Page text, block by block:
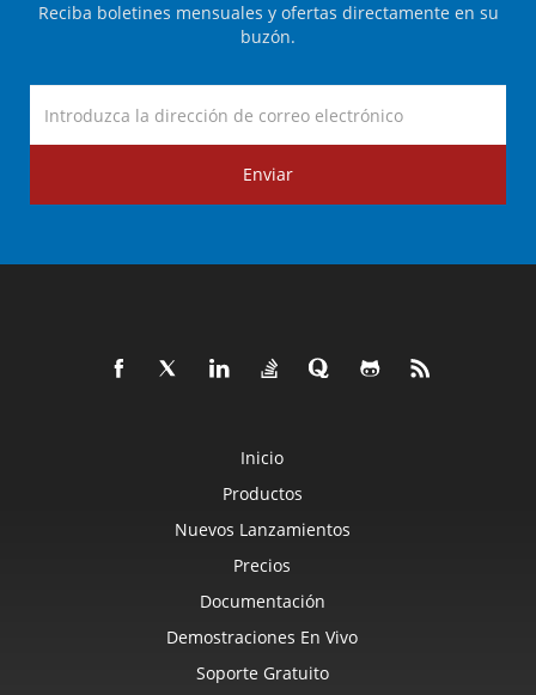
Reciba boletines mensuales y ofertas directamente en su
buzón.
Enviar
Inicio
Productos
Nuevos Lanzamientos
Precios
Documentación
Demostraciones En Vivo
Soporte Gratuito